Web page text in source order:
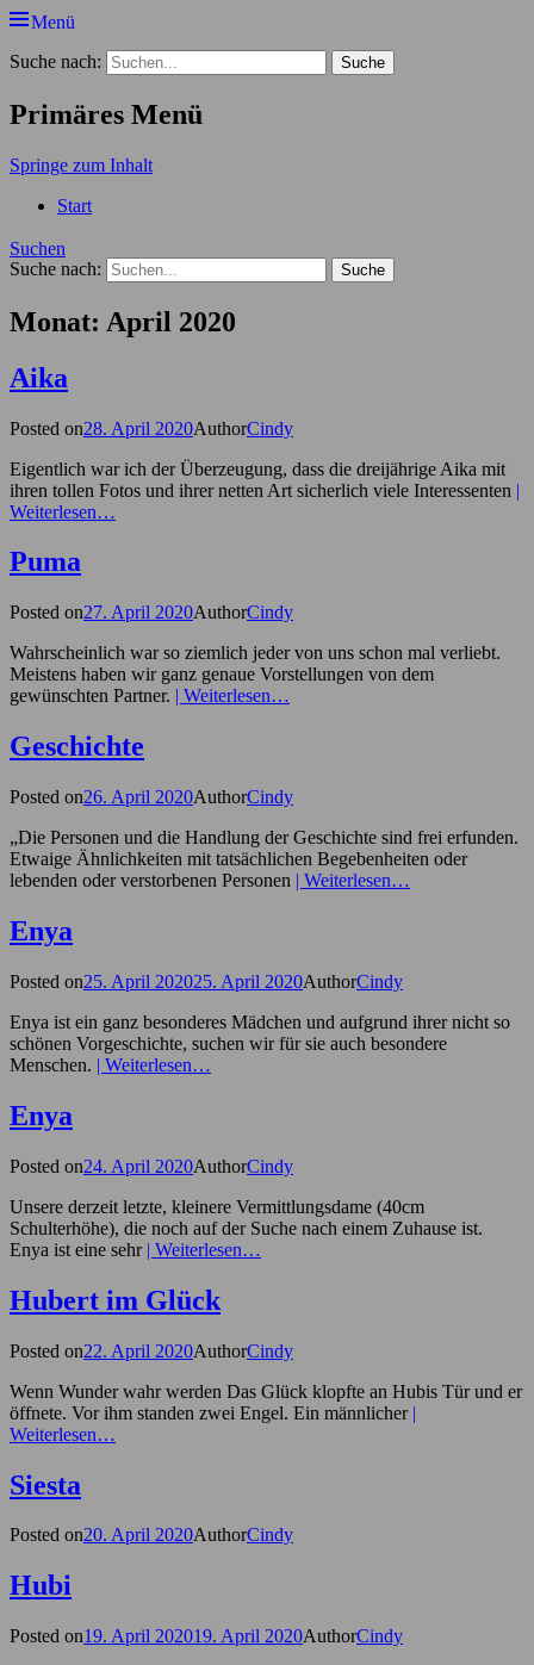
Menü
Der Hundekindergarten Blog
Suche nach:
Primäres Menü
Springe zum Inhalt
Start
Suchen
Suche nach:
Monat: April 2020
Aika
Posted on28. April 2020AuthorCindy
Eigentlich war ich der Überzeugung, dass die dreijährige Aika mit
ihren tollen Fotos und ihrer netten Art sicherlich viele Interessenten |
Weiterlesen…
Puma
Posted on27. April 2020AuthorCindy
Wahrscheinlich war so ziemlich jeder von uns schon mal verliebt.
Meistens haben wir ganz genaue Vorstellungen von dem
gewünschten Partner. | Weiterlesen…
Geschichte
Posted on26. April 2020AuthorCindy
„Die Personen und die Handlung der Geschichte sind frei erfunden.
Etwaige Ähnlichkeiten mit tatsächlichen Begebenheiten oder
lebenden oder verstorbenen Personen | Weiterlesen…
Enya
Posted on25. April 202025. April 2020AuthorCindy
Enya ist ein ganz besonderes Mädchen und aufgrund ihrer nicht so
schönen Vorgeschichte, suchen wir für sie auch besondere
Menschen. | Weiterlesen…
Enya
Posted on24. April 2020AuthorCindy
Unsere derzeit letzte, kleinere Vermittlungsdame (40cm
Schulterhöhe), die noch auf der Suche nach einem Zuhause ist.
Enya ist eine sehr | Weiterlesen…
Hubert im Glück
Posted on22. April 2020AuthorCindy
Wenn Wunder wahr werden Das Glück klopfte an Hubis Tür und er
öffnete. Vor ihm standen zwei Engel. Ein männlicher |
Weiterlesen…
Siesta
Posted on20. April 2020AuthorCindy
Hubi
Posted on19. April 202019. April 2020AuthorCindy